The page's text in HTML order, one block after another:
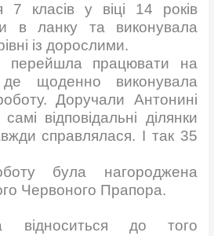
7 класів у віці 14 років
в ланку та виконувала
із дорослими.
перейшла працювати на
де щоденно виконувала
Доручали Антонині
відповідальні ділянки
справлялася. І так 35
була нагороджена
Червоного Прапора.
відноситься до того